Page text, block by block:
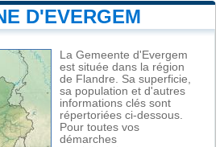
D'EVERGEM
La Gemeente d'Evergem
est située dans la région
de Flandre. Sa superficie,
sa population et d'autres
informations clés sont
répertoriées ci-dessous.
Pour toutes vos
démarches